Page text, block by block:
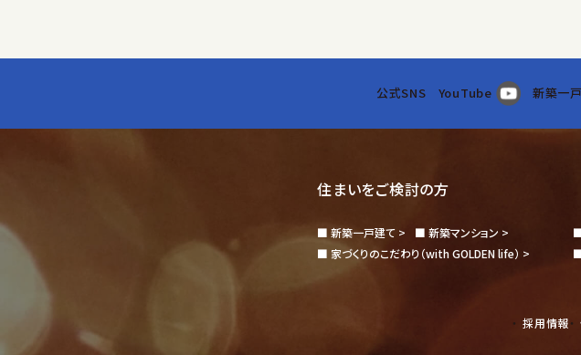
お客様からご提供いただいた個人情報は、以下の目的で
( 1 )建築請負工事・メンテナンス・施工管理等を適切に行
( 3 )ご依頼を受けた仲介等に関する業務等を適切に行う
( 5 )アフターメンテナンス・リフォーム等のご対応のため。
( 6 )住宅・不動産・リフォーム購入資金に関する借入申込
( 7 )各種キャンペーン・アンケート等への応募等に関する
( 8 )ご契約物件等に関する火災保険・その他損害保険契
公式SNS YouTube 新築一
住まいをご検討の方
新築一戸建て >
新築マンション >
家づくりのこだわり（with GOLDEN life） >
採用情報